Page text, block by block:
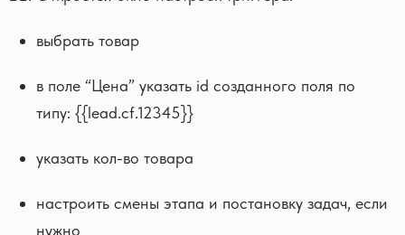
выбрать товар
в поле “Цена” указать id созданного поля по
типу: {{lead.cf.12345}}
указать кол-во товара
настроить смены этапа и постановку задач, если
нужно